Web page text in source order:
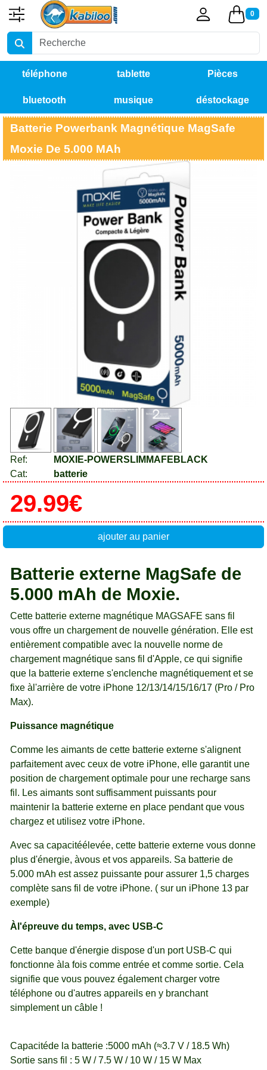
0
téléphone tablette Pièces
détachées
bluetooth musique déstockage
Batterie Powerbank Magnétique MagSafe
Moxie De 5.000 MAh
Ref:
MOXIE-POWERSLIMMAFEBLACK
Cat:
batterie
29.99€
ajouter au panier
Batterie externe MagSafe de
5.000 mAh de Moxie.
Cette batterie externe magnétique MAGSAFE sans fil
vous offre un chargement de nouvelle génération. Elle est
entièrement compatible avec la nouvelle norme de
chargement magnétique sans fil d'Apple, ce qui signifie
que la batterie externe s'enclenche magnétiquement et se
fixe àl'arrière de votre iPhone 12/13/14/15/16/17 (Pro / Pro
Max).
Puissance magnétique
Comme les aimants de cette batterie externe s'alignent
parfaitement avec ceux de votre iPhone, elle garantit une
position de chargement optimale pour une recharge sans
fil. Les aimants sont suffisamment puissants pour
maintenir la batterie externe en place pendant que vous
chargez et utilisez votre iPhone.
Avec sa capacitéélevée, cette batterie externe vous donne
plus d'énergie, àvous et vos appareils. Sa batterie de
5.000 mAh est assez puissante pour assurer 1,5 charges
complète sans fil de votre iPhone. ( sur un iPhone 13 par
exemple)
Àl'épreuve du temps, avec USB-C
Cette banque d'énergie dispose d'un port USB-C qui
fonctionne àla fois comme entrée et comme sortie. Cela
signifie que vous pouvez également charger votre
téléphone ou d'autres appareils en y branchant
simplement un câble !
Capacitéde la batterie :5000 mAh (≈3.7 V / 18.5 Wh)
Sortie sans fil : 5 W / 7.5 W / 10 W / 15 W Max